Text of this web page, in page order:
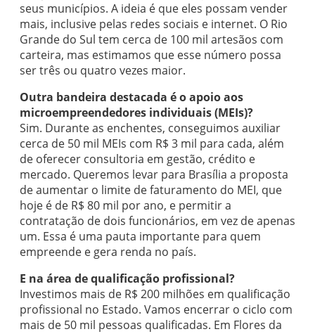
seus municípios. A ideia é que eles possam vender
mais, inclusive pelas redes sociais e internet. O Rio
Grande do Sul tem cerca de 100 mil artesãos com
carteira, mas estimamos que esse número possa
ser três ou quatro vezes maior.
Outra bandeira destacada é o apoio aos
microempreendedores individuais (MEIs)?
Sim. Durante as enchentes, conseguimos auxiliar
cerca de 50 mil MEIs com R$ 3 mil para cada, além
de oferecer consultoria em gestão, crédito e
mercado. Queremos levar para Brasília a proposta
de aumentar o limite de faturamento do MEI, que
hoje é de R$ 80 mil por ano, e permitir a
contratação de dois funcionários, em vez de apenas
um. Essa é uma pauta importante para quem
empreende e gera renda no país.
E na área de qualificação profissional?
Investimos mais de R$ 200 milhões em qualificação
profissional no Estado. Vamos encerrar o ciclo com
mais de 50 mil pessoas qualificadas. Em Flores da